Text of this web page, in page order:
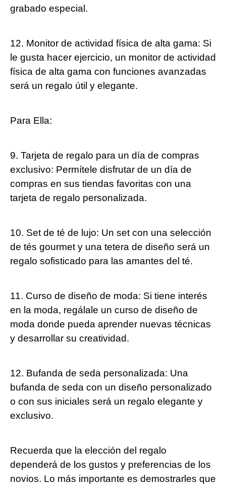
grabado especial.
12. Monitor de actividad física de alta gama: Si
le gusta hacer ejercicio, un monitor de actividad
física de alta gama con funciones avanzadas
será un regalo útil y elegante.
Para Ella:
9. Tarjeta de regalo para un día de compras
exclusivo: Permítele disfrutar de un día de
compras en sus tiendas favoritas con una
tarjeta de regalo personalizada.
10. Set de té de lujo: Un set con una selección
de tés gourmet y una tetera de diseño será un
regalo sofisticado para las amantes del té.
11. Curso de diseño de moda: Si tiene interés
en la moda, regálale un curso de diseño de
moda donde pueda aprender nuevas técnicas
y desarrollar su creatividad.
12. Bufanda de seda personalizada: Una
bufanda de seda con un diseño personalizado
o con sus iniciales será un regalo elegante y
exclusivo.
Recuerda que la elección del regalo
dependerá de los gustos y preferencias de los
novios. Lo más importante es demostrarles que